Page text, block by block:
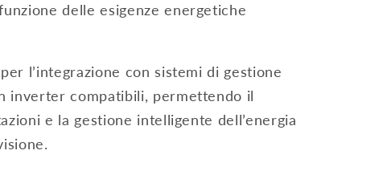
delle esigenze energetiche
l’integrazione con sistemi di gestione
inverter compatibili, permettendo il
e la gestione intelligente dell’energia